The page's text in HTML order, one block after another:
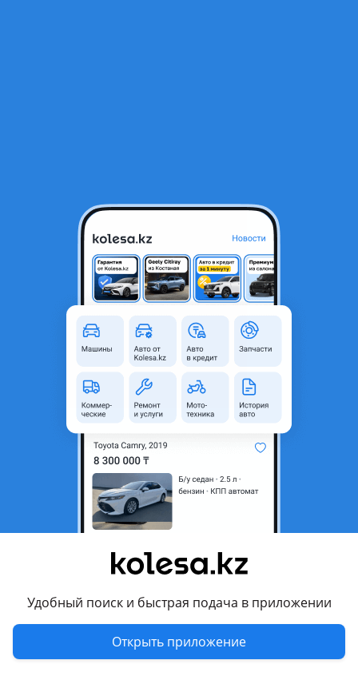
Удобный поиск и быстрая подача в приложении
Открыть приложение
Привозные двигателя АКПП TOYOTA, LEXUS, HONDA, NISSAN,
Mitsubishi установка
154 444 ₸
Объявление находится в архиве и может быть
неактуальным.
Алматы, Алматинская
Оригинальность
Оригинал
Возможна рассрочка или
Да
Подходит на авто